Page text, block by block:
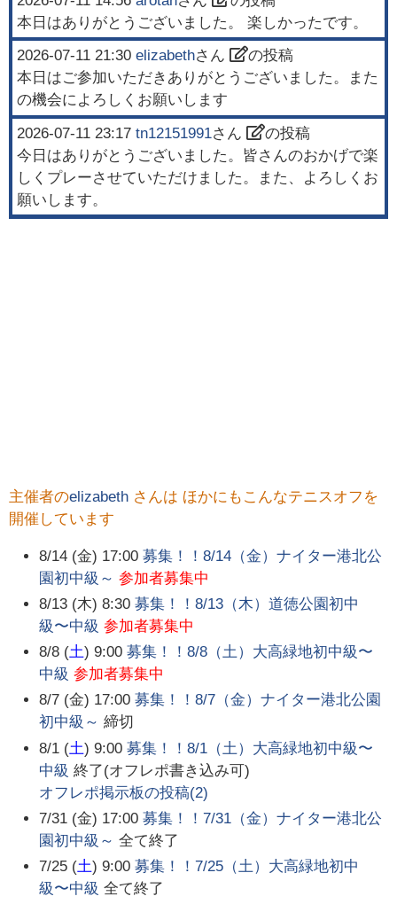
本日はありがとうございました。 楽しかったです。
2026-07-11 21:30 elizabethさん
の投稿
本日はご参加いただきありがとうございました。また
の機会によろしくお願いします
2026-07-11 23:17 tn12151991さん
の投稿
今日はありがとうございました。皆さんのおかげで楽
しくプレーさせていただけました。また、よろしくお
願いします。
主催者のelizabeth さんは ほかにもこんなテニスオフを
開催しています
8/14 (金) 17:00 募集！！8/14（金）ナイター港北公
園初中級～ 参加者募集中
8/13 (木) 8:30 募集！！8/13（木）道徳公園初中
級〜中級 参加者募集中
8/8 (土) 9:00 募集！！8/8（土）大高緑地初中級〜
中級 参加者募集中
8/7 (金) 17:00 募集！！8/7（金）ナイター港北公園
初中級～ 締切
8/1 (土) 9:00 募集！！8/1（土）大高緑地初中級〜
中級 終了(オフレポ書き込み可)
オフレポ掲示板の投稿(2)
7/31 (金) 17:00 募集！！7/31（金）ナイター港北公
園初中級～ 全て終了
7/25 (土) 9:00 募集！！7/25（土）大高緑地初中
級〜中級 全て終了